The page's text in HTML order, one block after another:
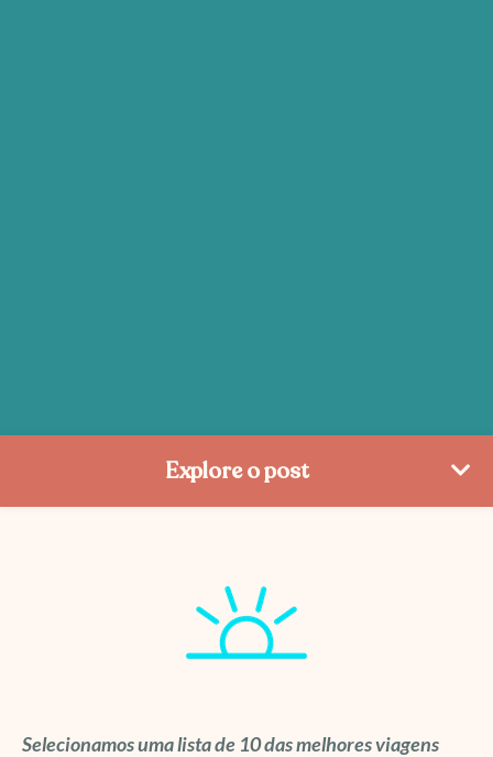
Explore o post
Selecionamos uma lista de 10 das melhores viagens